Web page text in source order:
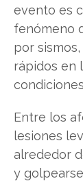
evento es
fenómeno
por
rápidos en
Entre los
lesiones
alrededor
y